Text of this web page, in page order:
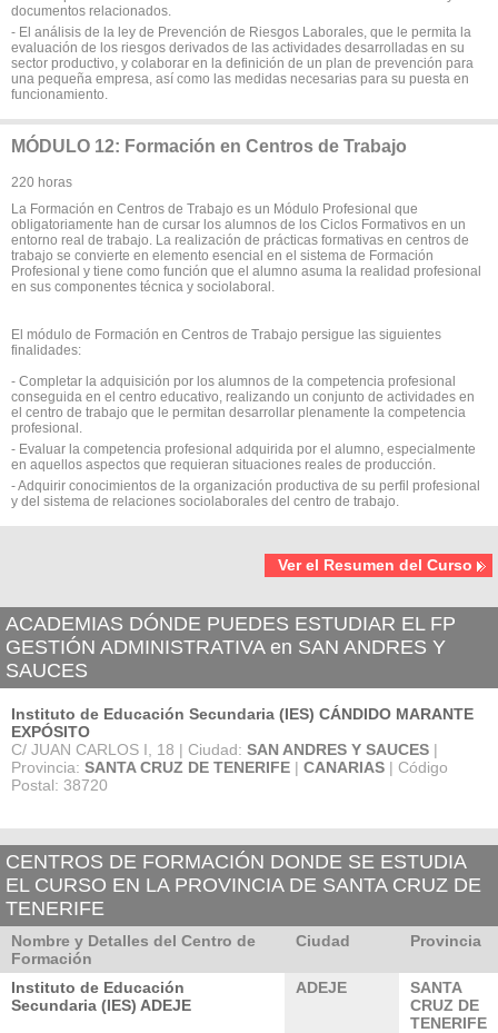
documentos relacionados.
- El análisis de la ley de Prevención de Riesgos Laborales, que le permita la
evaluación de los riesgos derivados de las actividades desarrolladas en su
sector productivo, y colaborar en la definición de un plan de prevención para
una pequeña empresa, así como las medidas necesarias para su puesta en
funcionamiento.
MÓDULO 12: Formación en Centros de Trabajo
220 horas
La Formación en Centros de Trabajo es un Módulo Profesional que
obligatoriamente han de cursar los alumnos de los Ciclos Formativos en un
entorno real de trabajo. La realización de prácticas formativas en centros de
trabajo se convierte en elemento esencial en el sistema de Formación
Profesional y tiene como función que el alumno asuma la realidad profesional
en sus componentes técnica y sociolaboral.
El módulo de Formación en Centros de Trabajo persigue las siguientes
finalidades:
- Completar la adquisición por los alumnos de la competencia profesional
conseguida en el centro educativo, realizando un conjunto de actividades en
el centro de trabajo que le permitan desarrollar plenamente la competencia
profesional.
- Evaluar la competencia profesional adquirida por el alumno, especialmente
en aquellos aspectos que requieran situaciones reales de producción.
- Adquirir conocimientos de la organización productiva de su perfil profesional
y del sistema de relaciones sociolaborales del centro de trabajo.
Ver el Resumen del Curso
ACADEMIAS DÓNDE PUEDES ESTUDIAR EL FP
GESTIÓN ADMINISTRATIVA en SAN ANDRES Y
SAUCES
Instituto de Educación Secundaria (IES) CÁNDIDO MARANTE
EXPÓSITO
C/ JUAN CARLOS I, 18 | Ciudad: SAN ANDRES Y SAUCES |
Provincia: SANTA CRUZ DE TENERIFE | CANARIAS | Código
Postal: 38720
CENTROS DE FORMACIÓN DONDE SE ESTUDIA
EL CURSO EN LA PROVINCIA DE SANTA CRUZ DE
TENERIFE
Nombre y Detalles del Centro de
Formación
Ciudad Provincia
Instituto de Educación
Secundaria (IES) ADEJE
ADEJE
SANTA
CRUZ DE
TENERIFE